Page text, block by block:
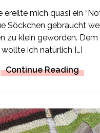
mich quasi ein
Söckchen gebraucht
zu klein geworden.
wollte ich natürlich […]
Continue Reading